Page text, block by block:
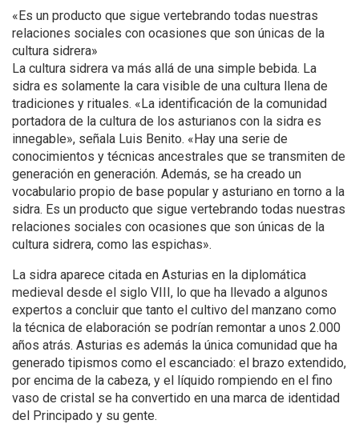
«Es un producto que sigue vertebrando todas nuestras
relaciones sociales con ocasiones que son únicas de la
cultura sidrera»
La cultura sidrera va más allá de una simple bebida. La
sidra es solamente la cara visible de una cultura llena de
tradiciones y rituales. «La identificación de la comunidad
portadora de la cultura de los asturianos con la sidra es
innegable», señala Luis Benito. «Hay una serie de
conocimientos y técnicas ancestrales que se transmiten de
generación en generación. Además, se ha creado un
vocabulario propio de base popular y asturiano en torno a la
sidra. Es un producto que sigue vertebrando todas nuestras
relaciones sociales con ocasiones que son únicas de la
cultura sidrera, como las espichas».
La sidra aparece citada en Asturias en la diplomática
medieval desde el siglo VIII, lo que ha llevado a algunos
expertos a concluir que tanto el cultivo del manzano como
la técnica de elaboración se podrían remontar a unos 2.000
años atrás. Asturias es además la única comunidad que ha
generado tipismos como el escanciado: el brazo extendido,
por encima de la cabeza, y el líquido rompiendo en el fino
vaso de cristal se ha convertido en una marca de identidad
del Principado y su gente.